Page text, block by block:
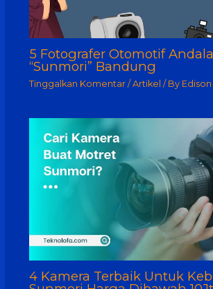
5 Fotografer Otomotif
“Sunmori” Bandung
Tinggalkan Komentar / Artikel / By Edison
4 Kamera Terbaik Untuk